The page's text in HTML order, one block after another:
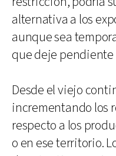
alternativa a los
aunque sea
que deje
Desde el viejo
incrementando los
respecto a los
o en ese territorio.